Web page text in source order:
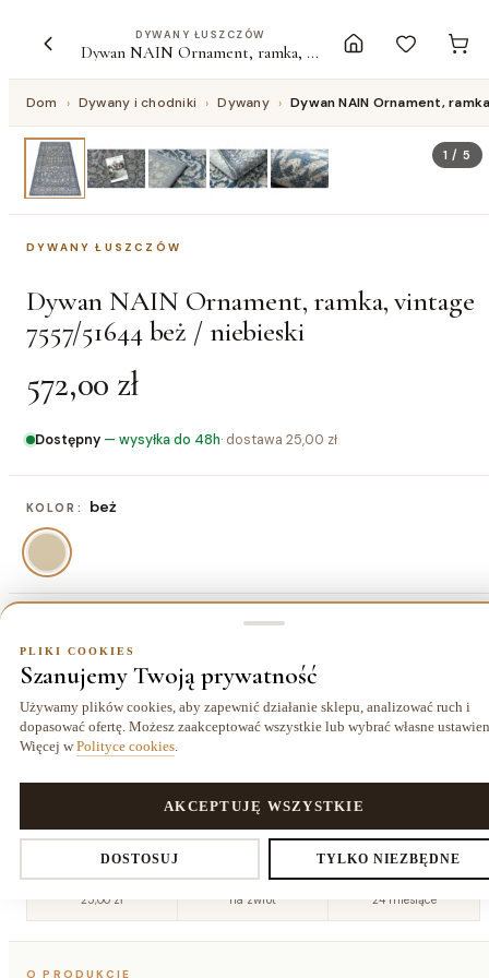
DYWANY ŁUSZCZÓW
Dywan NAIN Ornament, ramka, vintage 7557/51644 beż / niebieski
Dom › Dywany i chodniki › Dywany › Dywan NAIN Ornament,
1 /5
DYWANY ŁUSZCZÓW
Dywan NAIN Ornament, ramka, vintage
7557/51644 beż / niebieski
572,00 zł
Dostępny — wysyłka do 48h· dostawa 25,00 zł
KOLOR: beż
80x150 cm
572,00 zł
120x170 cm
975,00 zł
160x230
cm
1755,00 zł 2860,00 zł
240x340
cm
Dostawa kurierem
25,00 zł
14 dni
na zwrot
Gwarancja
24 miesiące
O PRODUKCIE
PLIKI COOKIES
Szanujemy Twoją prywatność
Używamy plików cookies, aby zapewnić działanie sklepu, analizować ruch i
dopasować ofertę. Możesz zaakceptować wszystkie lub wybrać własne
Więcej w Polityce cookies
DOSTOSUJ TYLKO NIEZBĘDNE
AKCEPTUJĘ WSZYSTKIE
Ustawienia prywatności